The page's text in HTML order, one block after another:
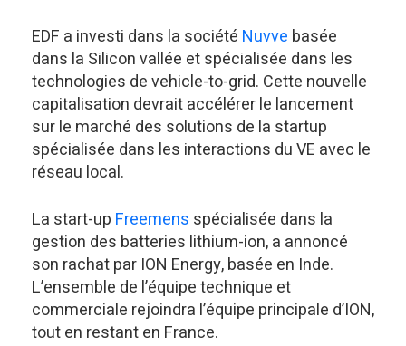
EDF a investi dans la sociétéNuvvebasée
dans la Silicon vallée et spécialisée dans les
technologies de vehicle-to-grid. Cette nouvelle
capitalisation devrait accélérer le lancement
sur le marché des solutions de la startup
spécialisée dans les interactions du VE avec le
réseau local.
La start-upFreemensspécialisée dans la
gestion des batteries lithium-ion, a annoncé
son rachat par ION Energy, basée en Inde.
L’ensemble de l’équipe technique et
commerciale rejoindra l’équipe principale d’ION,
tout en restant en France.